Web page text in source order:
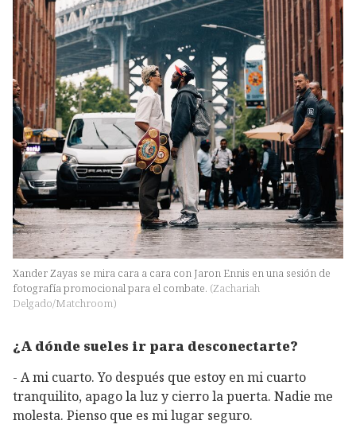
Xander Zayas se mira cara a cara con Jaron Ennis en una sesión de
fotografía promocional para el combate. (Zachariah
Delgado/Matchroom)
¿A dónde sueles ir para desconectarte?
- A mi cuarto. Yo después que estoy en mi cuarto
tranquilito, apago la luz y cierro la puerta. Nadie me
molesta. Pienso que es mi lugar seguro.